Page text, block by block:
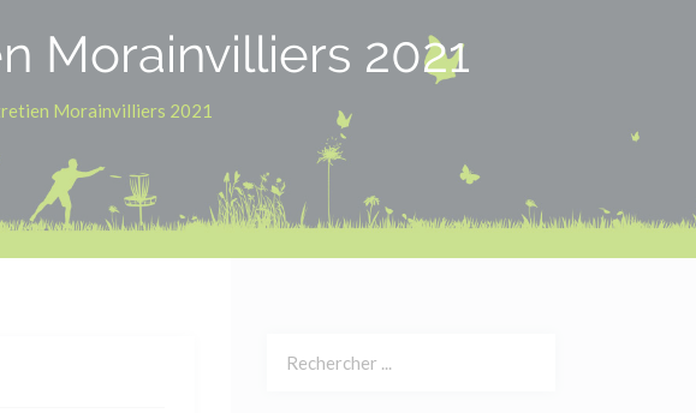
Morainvilliers 2021
Morainvilliers 2021